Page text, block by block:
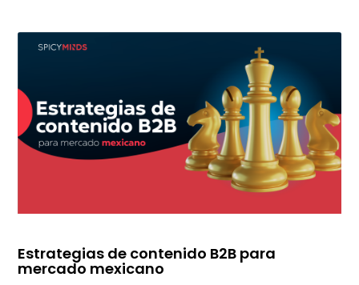
Estrategias de contenido B2B para
mercado mexicano